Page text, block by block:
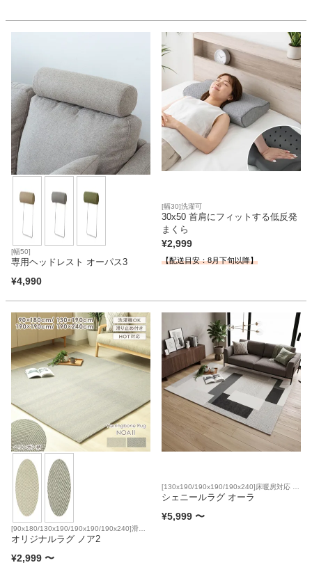
[幅50]
専用ヘッドレスト オーパス3
¥4,990
[幅30]洗濯可
30x50 首肩にフィットする低反発
まくら
¥2,999
【配送目安：8月下旬以降】
[90x180/130x190/190x190/190x240]滑り
止め 床暖房対応
オリジナルラグ ノア2
¥2,999 〜
[130x190/190x190/190x240]床暖房対応 洗
濯可
シェニールラグ オーラ
¥5,999 〜